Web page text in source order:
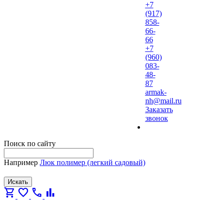
+7
(917)
858-
66-
66
+7
(960)
083-
48-
87
armak-
nh@mail.ru
Заказать
звонок
Поиск по сайту
Например Люк полимер (легкий садовый)
Искать
shopping_cart favorite call bar_chart